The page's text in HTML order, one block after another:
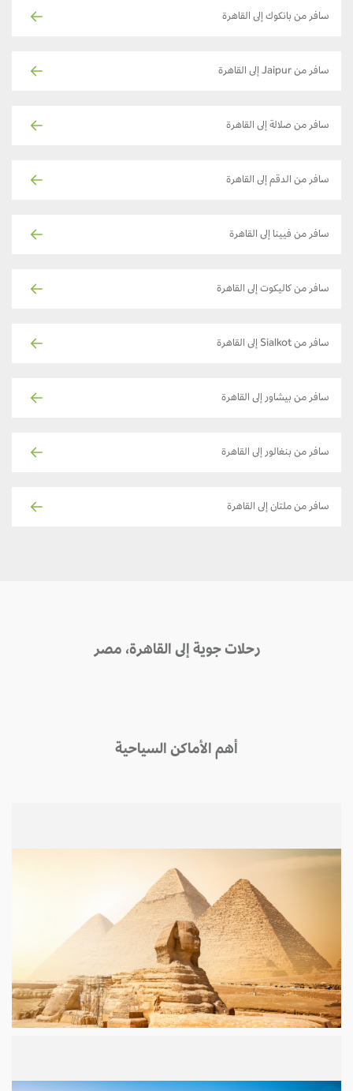
سافر من بانكوك إلى القاهرة
سافر من Jaipur إلى القاهرة
سافر من صلالة إلى القاهرة
سافر من الدقم إلى القاهرة
سافر من فيينا إلى القاهرة
سافر من كاليكوت إلى القاهرة
سافر من Sialkot إلى القاهرة
سافر من بيشاور إلى القاهرة
سافر من بنغالور إلى القاهرة
سافر من ملتان إلى القاهرة
رحلات جوية إلى القاهرة، مصر
أهم الأماكن السياحية